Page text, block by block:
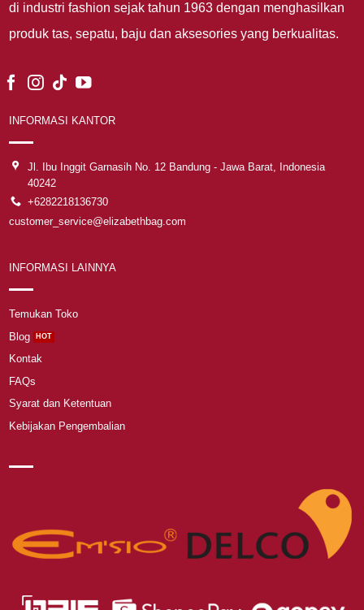
di industri fashion sejak tahun 1963 dengan menghasilkan
produk tas, sepatu, baju dan aksesories yang berkualitas.
INFORMASI KANTOR
Jl. Ibu Inggit Garnasih No. 12 Bandung - Jawa Barat, Indonesia
40242
+6282218136730
customer_service@elizabethbag.com
INFORMASI LAINNYA
Temukan Toko
Blog
Kontak
FAQs
Syarat dan Ketentuan
Kebijakan Pengembalian